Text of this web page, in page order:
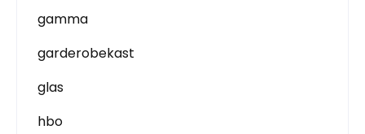
gamma
garderobekast
glas
hbo